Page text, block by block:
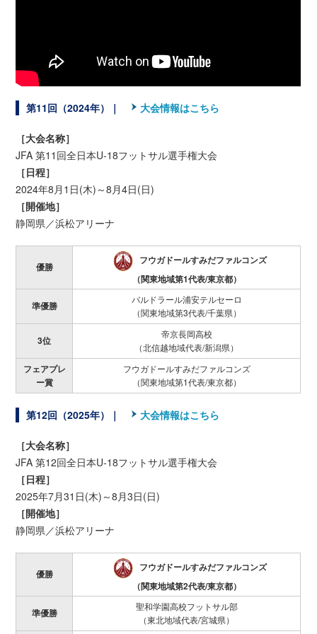
第11回（2024年）｜ 大会情報はこちら
［大会名称］
JFA 第11回全日本U-18フットサル選手権大会
［日程］
2024年8月1日(木)～8月4日(日)
［開催地］
静岡県／浜松アリーナ
優勝
フウガドールすみだファルコンズ
（関東地域第1代表/東京都）
準優勝
バルドラール浦安テルセーロ
（関東地域第3代表/千葉県）
3位
帝京長岡高校
（北信越地域代表/新潟県）
フェアプレ
ー賞
フウガドールすみだファルコンズ
（関東地域第1代表/東京都）
第12回（2025年）｜ 大会情報はこちら
［大会名称］
JFA 第12回全日本U-18フットサル選手権大会
［日程］
2025年7月31日(木)～8月3日(日)
［開催地］
静岡県／浜松アリーナ
優勝
フウガドールすみだファルコンズ
（関東地域第2代表/東京都）
準優勝
聖和学園高校フットサル部
（東北地域代表/宮城県）